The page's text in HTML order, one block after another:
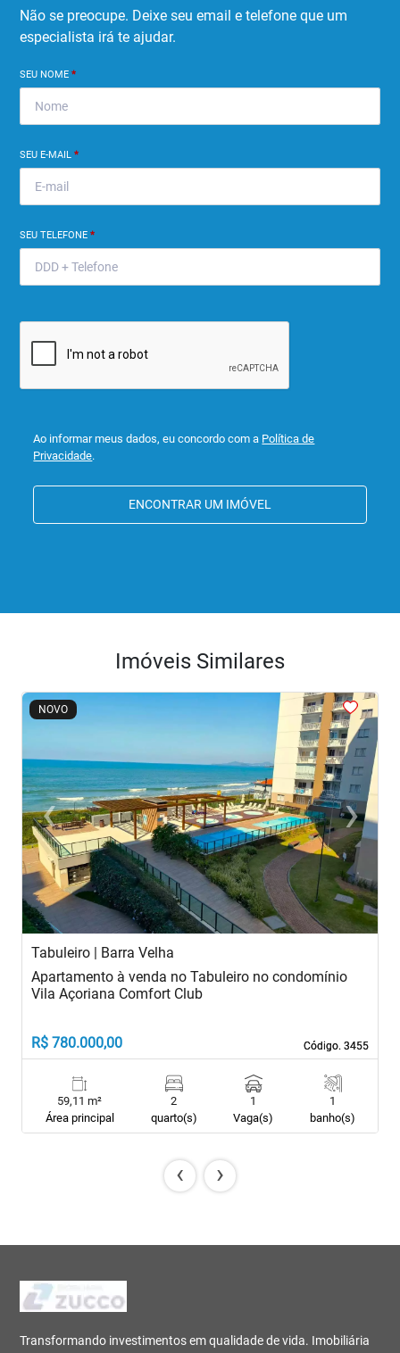
Não se preocupe. Deixe seu email e telefone que um
especialista irá te ajudar.
SEU NOME*
SEU E-MAIL*
SEU TELEFONE*
Ao informar meus dados, eu concordo com a Política de
Privacidade.
ENCONTRAR UM IMÓVEL
Imóveis Similares
NOVO
<<<<
‹Previous ›Next
Tabuleiro | Barra Velha
Código. 3455
Código. 3455
Apartamento à venda no Tabuleiro no condomínio
Vila Açoriana Comfort Club
R$ 780.000,00
59,11 m²
Área principal
2
quarto(s)
1
Vaga(s)
1
banho(s)
‹ ›
Transformando investimentos em qualidade de vida. Imobiliária